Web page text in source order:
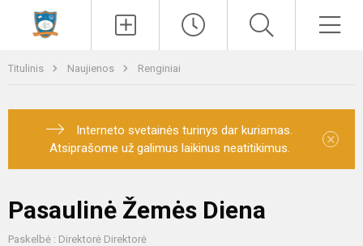
Titulinis Naujienos Renginiai
Interneto svetainės turinys dar kuriamas.
Atsiprašome už galimus laikinus neatitikimus.
×
Pasaulinė Žemės Diena
Paskelbė : Direktorė Direktorė